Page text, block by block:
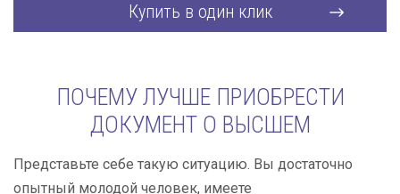
Купить в один клик
ПОЧЕМУ ЛУЧШЕ ПРИОБРЕСТИ
ДОКУМЕНТ О ВЫСШЕМ
Представьте себе такую ситуацию. Вы достаточно
опытный молодой человек, имеете